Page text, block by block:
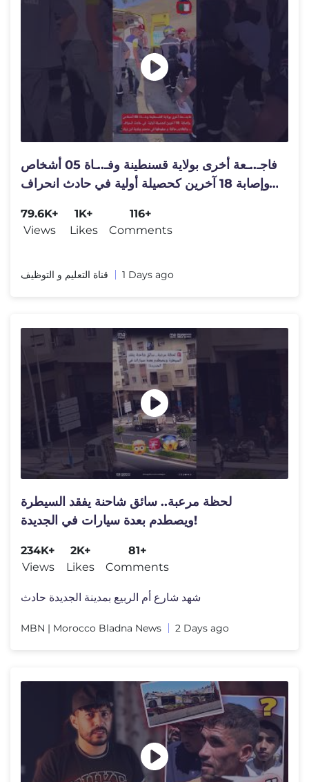
فاجـ..ـعة أخرى بولاية قسنطينة وفـ..ـاة 05 أشخاص
وإصابة 18 آخرين كحصيلة أولية في حادث انحراف
79.6K+
Views
1K+
Likes
116+
Comments
قناة التعليم و التوظيف 1 Days ago
لحظة مرعبة.. سائق شاحنة يفقد السيطرة
ويصطدم بعدة سيارات في الجديدة!
234K+
Views
2K+
Likes
81+
Comments
شهد شارع أم الربيع بمدينة الجديدة حادث
MBN | Morocco Bladna News 2 Days ago